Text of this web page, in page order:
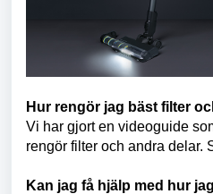
Hur rengör jag bäst filter
Vi har gjort en videoguide
rengör filter och andra delar.
Kan jag få hjälp med hur